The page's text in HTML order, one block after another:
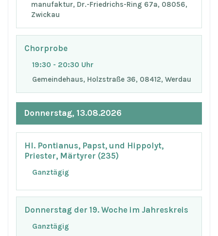
manufaktur, Dr.-Friedrichs-Ring 67a, 08056,
Zwickau
Chorprobe
19:30 - 20:30 Uhr
Gemeindehaus, Holzstraße 36, 08412, Werdau
Donnerstag, 13.08.2026
Hl. Pontianus, Papst, und Hippolyt,
Priester, Märtyrer (235)
Ganztägig
Donnerstag der 19. Woche im Jahreskreis
Ganztägig